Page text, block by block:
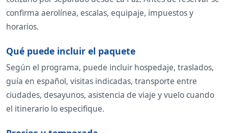
confirma aerolínea, escalas, equipaje, impuestos y
horarios.
Qué puede incluir el paquete
Según el programa, puede incluir hospedaje, traslados,
guía en español, visitas indicadas, transporte entre
ciudades, desayunos, asistencia de viaje y vuelo cuando
el itinerario lo especifique.